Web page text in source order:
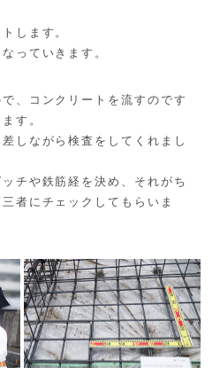
します。
っていきます。
、コンクリートを流すのです
す。
しながら検査をしてくれまし
チや鉄筋経を決め、それがち
者にチェックしてもらいま